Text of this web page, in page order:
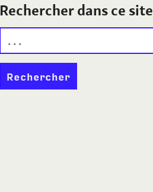
Rechercher dans ce site